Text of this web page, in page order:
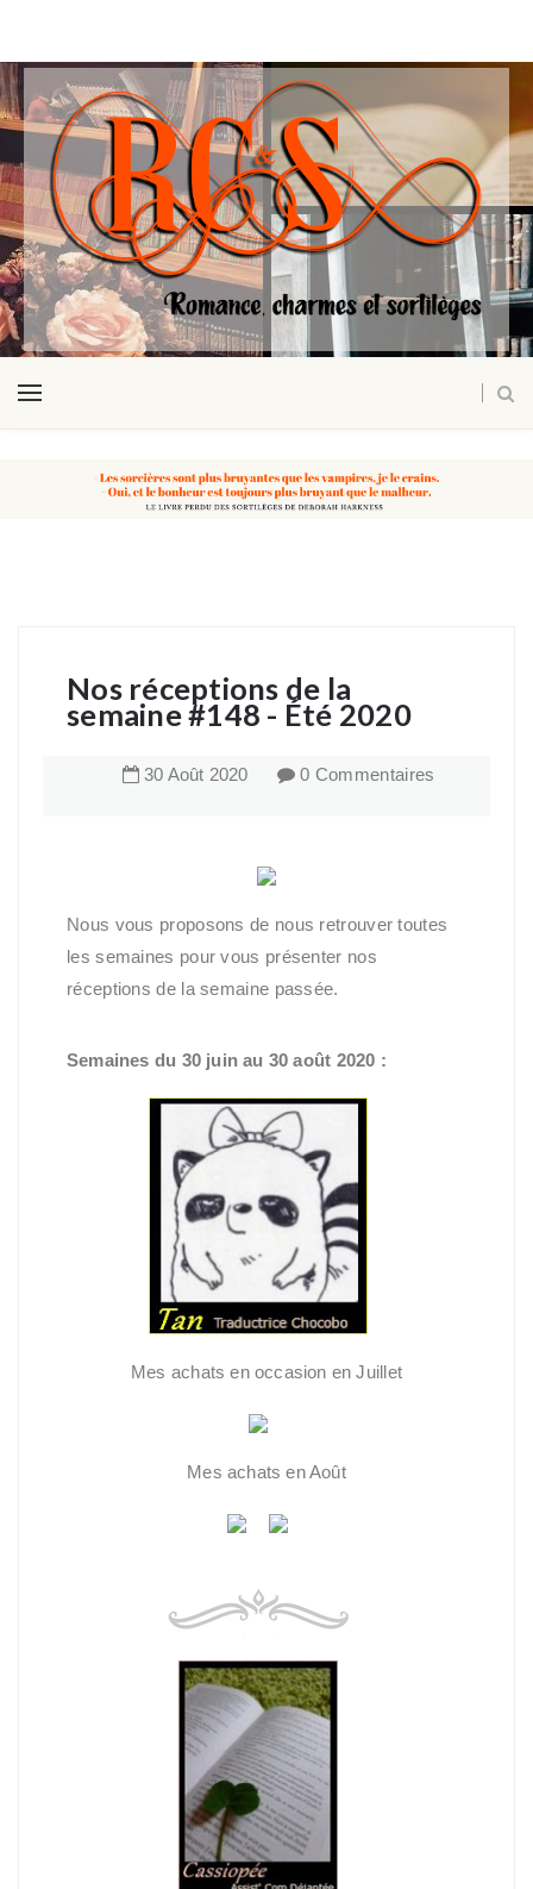
Nos réceptions de la
semaine #148 - Été 2020
30 Août 2020 0 Commentaires
Nous vous proposons de nous retrouver toutes
les semaines pour vous présenter nos
réceptions de la semaine passée.
Semaines du 30 juin au 30 août 2020 :
Mes achats en occasion en Juillet
Mes achats en Août